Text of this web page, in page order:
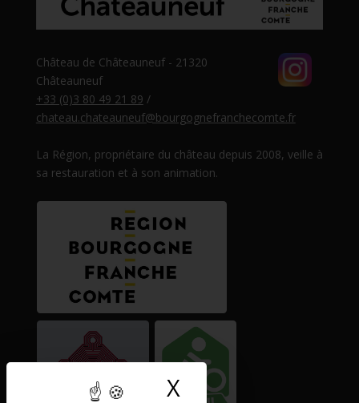
X Masquer le
Château de Châteauneuf - 21320
Châteauneuf
+33 (0)3 80 49 21 89 /
chateau.chateauneuf@bourgognefranchecomte.fr
La Région, propriétaire du château depuis 2008, veille à
sa restauration et à son animation.